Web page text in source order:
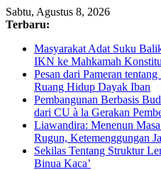
Sabtu, Agustus 8, 2026
Terbaru:
Masyarakat Adat Suku
IKN ke Mahkamah
Pesan dari Pameran
Ruang Hidup Dayak Iban
Pembangunan Berbasis
dari CU à la Gerakan
Liawandira: Menenun
Rugun, Ketemenggungan
Sekilas Tentang Struktur
Binua Kaca’